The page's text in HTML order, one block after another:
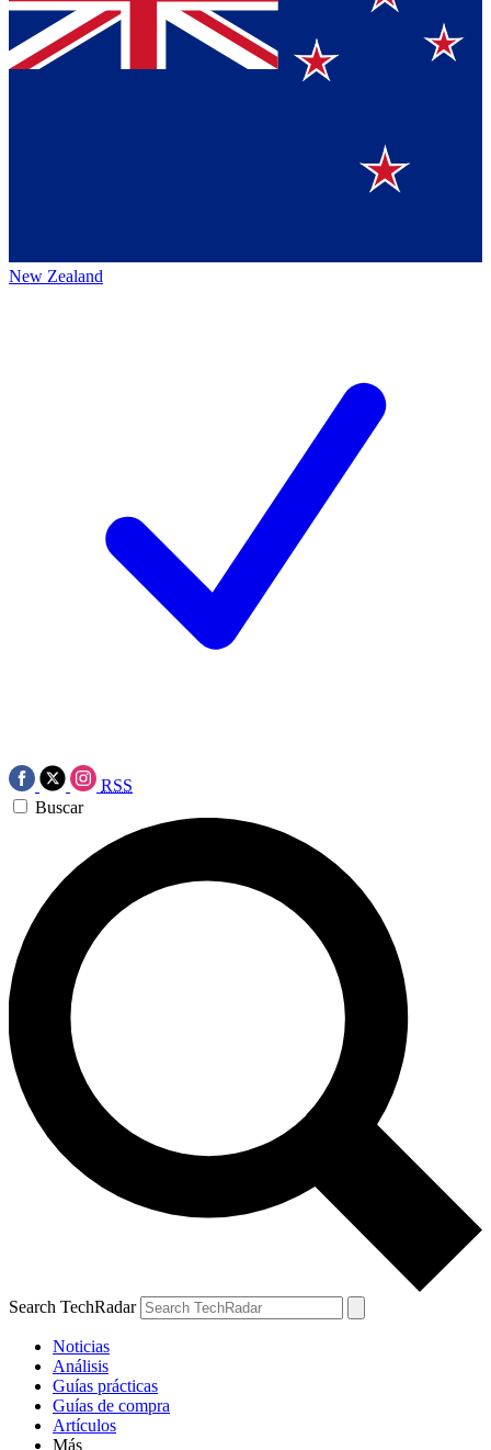
New Zealand
RSS
Buscar
Search TechRadar
Noticias
Análisis
Guías prácticas
Guías de compra
Artículos
Más